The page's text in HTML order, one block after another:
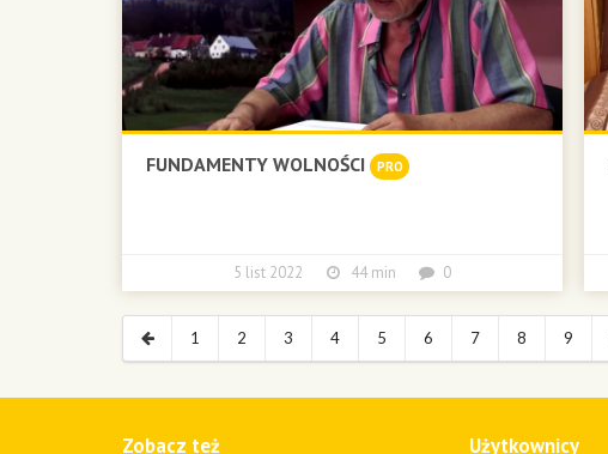
FUNDAMENTY WOLNOŚCI PRO
5 list 2022 44 min 0
1 2 3 4 5 6 7 8 9
Zobacz też Użytkownicy